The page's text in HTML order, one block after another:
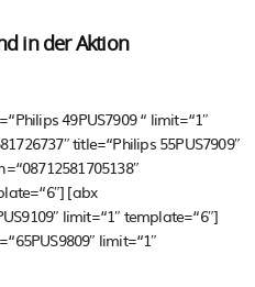
in der Aktion
49PUS7909 “ limit=“1″
title=“Philips 55PUS7909″
[abx
limit=“1″ template=“6″]
limit=“1″